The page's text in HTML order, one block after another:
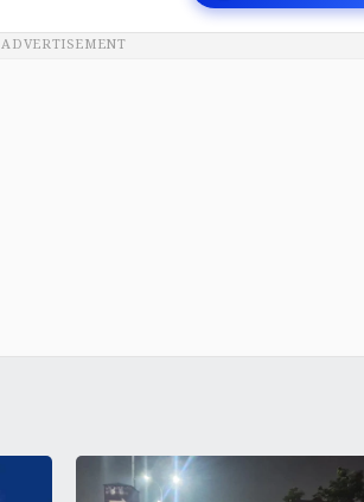
ADVERTISEMENT